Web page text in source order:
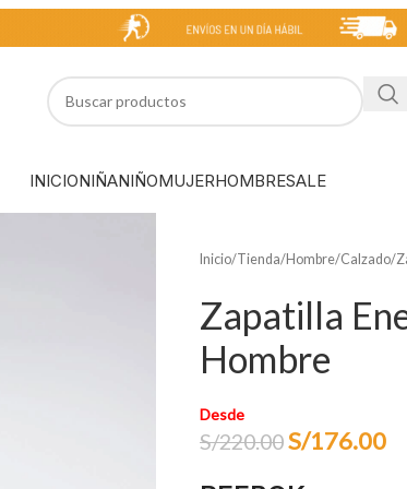
INICIONIÑANIÑOMUJERHOMBRESALE
Inicio/Tienda/Hombre/Calzado/
Zapatilla
Hombre
Desde
S/220.00S/176.00